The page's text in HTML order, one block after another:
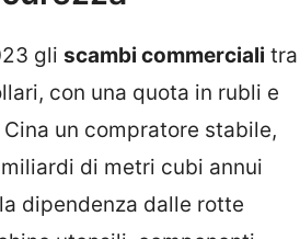
gli scambi commerciali tra
con una quota in rubli e
un compratore stabile,
di metri cubi annui
dipendenza dalle rotte